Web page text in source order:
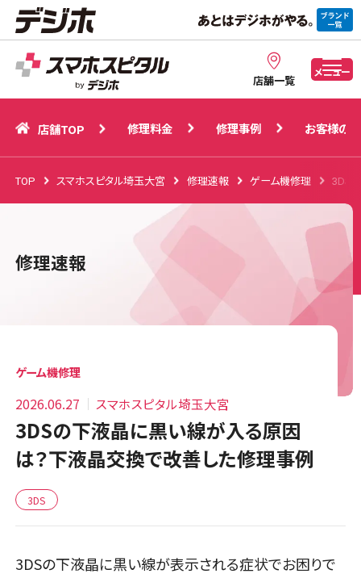
店舗一覧
メニュー
店舗TOP 修理事例 お客様の声
店舗TOP 修理料金 修理事例 お客様の声
TOP スマホスピタル埼玉大宮 修理速報 ゲーム機修理 3DS
修理速報
ゲーム機修理
2026.06.27 スマホスピタル埼玉大宮
3DSの下液晶に黒い線が入る原因
は？下液晶交換で改善した修理事例
3DS
3DSの下液晶に黒い線が表示される症状でお困りで